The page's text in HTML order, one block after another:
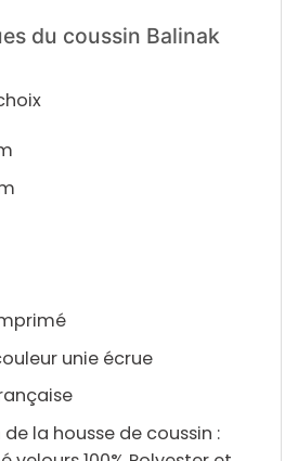
du coussin Balinak
unie écrue
la housse de coussin :